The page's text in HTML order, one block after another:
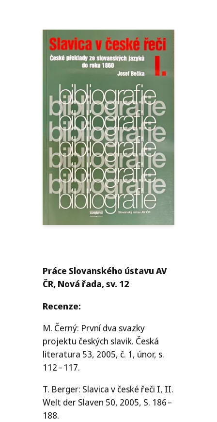
Práce Slovanského ústavu AV
ČR, Nová řada, sv. 12
Recenze:
M. Černý: První dva svazky
projektu českých slavik. Česká
literatura 53, 2005, č. 1, únor, s.
112 – 117.
T. Berger: Slavica v české řeči I, II.
Welt der Slaven 50, 2005, S. 186 –
188.